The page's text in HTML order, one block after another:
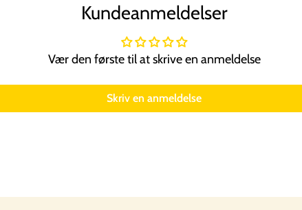
Kundeanmeldelser
Vær den første til at skrive en anmeldelse
Skriv en anmeldelse